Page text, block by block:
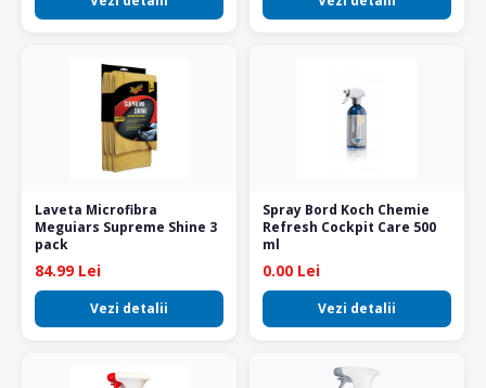
Laveta Microfibra
Meguiars Supreme Shine 3
pack
84.99 Lei
Vezi detalii
Spray Bord Koch Chemie
Refresh Cockpit Care 500
ml
0.00 Lei
Vezi detalii